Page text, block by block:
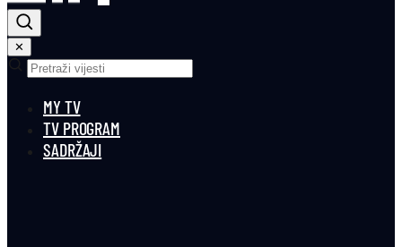
✕
MY TV
TV PROGRAM
SADRŽAJI